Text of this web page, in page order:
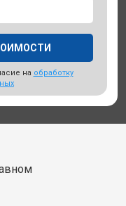
на обработку